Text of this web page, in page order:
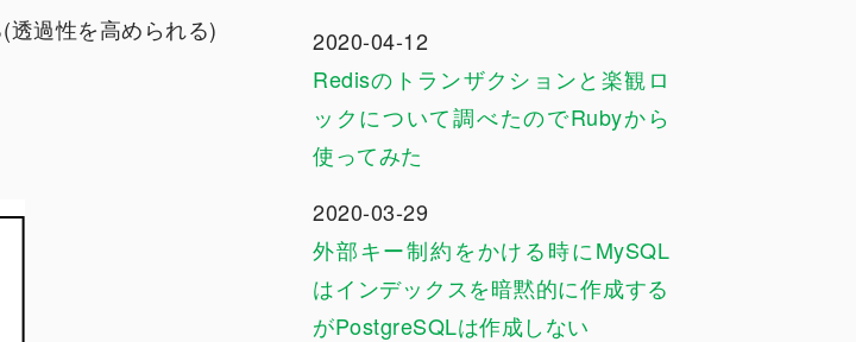
透過性を高められる)
2020-04-12
Redisのトランザクションと楽観ロ
ックについて調べたのでRubyから
使ってみた
2020-03-29
外部キー制約をかける時にMySQL
はインデックスを暗黙的に作成する
がPostgreSQLは作成しない